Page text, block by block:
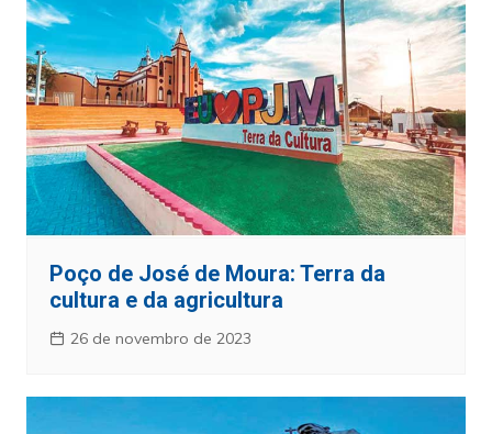
Poço de José de Moura: Terra da
cultura e da agricultura
26 de novembro de 2023